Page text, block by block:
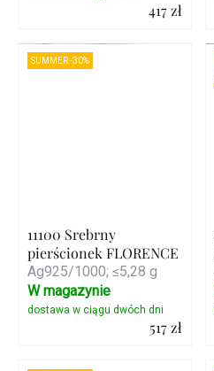
417 zł
Szczegóły
SUMMER -30%
11100 Srebrny
pierścionek FLORENCE
Ag925/1000; ≤5,28 g
517 zł
W magazynie